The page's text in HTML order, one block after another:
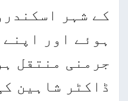
کے شہر
ہوئے اور
جرمنی منتقل
ڈاکٹر شاہین